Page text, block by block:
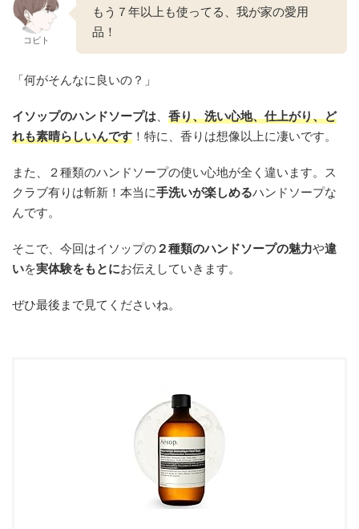
コビト
もう７年以上も使ってる、我が家の愛用
品！
「何がそんなに良いの？」
イソップのハンドソープは
香り、洗い心地、仕上がり、ど
れも素晴らしいんです ！特に、香りは想像以上に凄いです。
また、２種類のハンドソープの使い心地が全く違います。ス
クラブ有りは斬新！本当に手洗いが楽しめるハンドソープな
んです。
そこで、今回はイソップの ２種類のハンドソープの魅力や違
いを実体験をもとにお伝えしていきます。
ぜひ最後まで見てくださいね。